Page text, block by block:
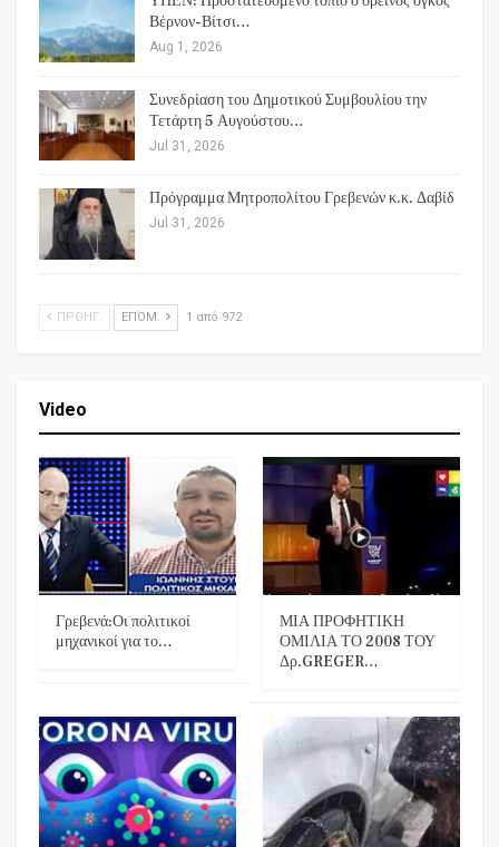
Βέρνον-Βίτσι…
Aug 1, 2026
Συνεδρίαση του Δημοτικού Συμβουλίου την
Τετάρτη 5 Αυγούστου…
Jul 31, 2026
Πρόγραμμα Μητροπολίτου Γρεβενών κ.κ. Δαβίδ
Jul 31, 2026
ΠΡΟΗΓ. ΕΠΌΜ. 1 από 972
Video
Γρεβενά:Οι πολιτικοί
μηχανικοί για το…
ΜΙΑ ΠΡΟΦΗΤΙΚΗ
ΟΜΙΛΙΑ ΤΟ 2008 ΤΟΥ
Δρ.GREGER…